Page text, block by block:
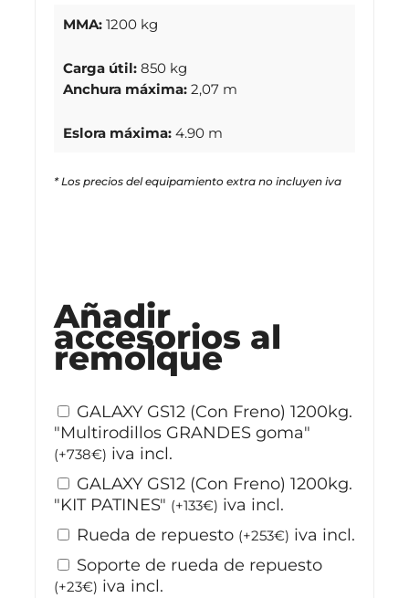
MMA: 1200 kg
Carga útil: 850 kg
Anchura máxima: 2,07 m
Eslora máxima: 4.90 m
* Los precios del equipamiento extra no incluyen iva
Añadir
accesorios al
remolque
GALAXY GS12 (Con Freno) 1200kg.
"Multirodillos GRANDES goma"
(+738€) iva incl.
GALAXY GS12 (Con Freno) 1200kg.
"KIT PATINES" (+133€) iva incl.
Rueda de repuesto (+253€) iva incl.
Soporte de rueda de repuesto
(+23€) iva incl.